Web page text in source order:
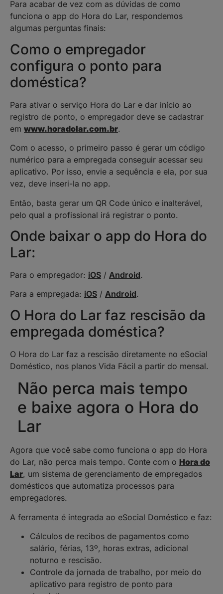
Para acabar de vez com as dúvidas de como
funciona o app do Hora do Lar, respondemos
algumas perguntas finais:
Como o empregador
configura o ponto para
doméstica?
Para ativar o serviço Hora do Lar e dar início ao
registro de ponto, o empregador deve se cadastrar
em www.horadolar.com.br.
Com o acesso, o primeiro passo é gerar um código
numérico para a empregada conseguir acessar seu
aplicativo. Por isso, envie a sequência e ela, por sua
vez, deve inseri-la no app.
Então, basta gerar um QR Code único e inalterável,
pelo qual a profissional irá registrar o ponto.
Onde baixar o app do Hora do
Lar:
Para o empregador: iOS / Android.
Para a empregada: iOS / Android.
O Hora do Lar faz rescisão da
empregada doméstica?
O Hora do Lar faz a rescisão diretamente no eSocial
Doméstico, nos planos Vida Fácil a partir do mensal.
Não perca mais tempo
e baixe agora o Hora do
Lar
Agora que você sabe como funciona o app do Hora
do Lar, não perca mais tempo. Conte com o Hora do
Lar, um sistema de gerenciamento de empregados
domésticos que automatiza processos para
empregadores.
A ferramenta é integrada ao eSocial Doméstico e faz:
Cálculos de recibos de pagamentos como
salário, férias, 13º, horas extras, adicional
noturno e rescisão.
Controle da jornada de trabalho, por meio do
aplicativo para registro de ponto para